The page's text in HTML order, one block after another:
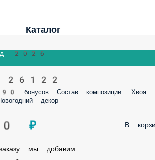
Каталог
2026
26122
бонусов Состав композиции: Хвоя
декор
₽ В
мы добавим: